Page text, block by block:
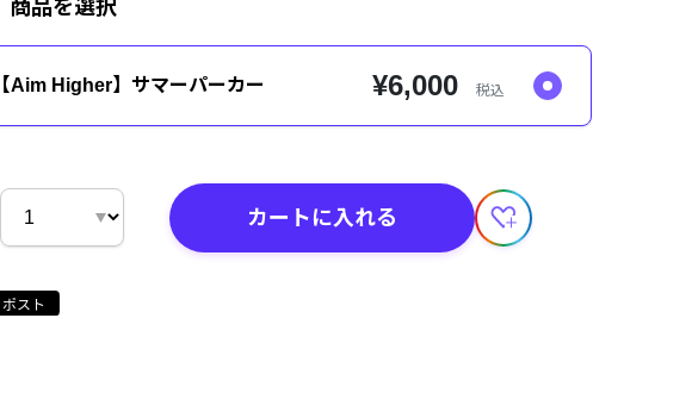
商品を選択
【Aim Higher】サマーパーカー ¥6,000 税込
カートに入れる